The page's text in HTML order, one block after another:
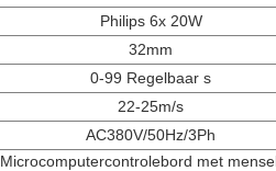
Philips 6x 20W
32mm
0-99 Regelbaar s
22-25m/s
AC380V/50Hz/3Ph
Microcomputercontrolebord met